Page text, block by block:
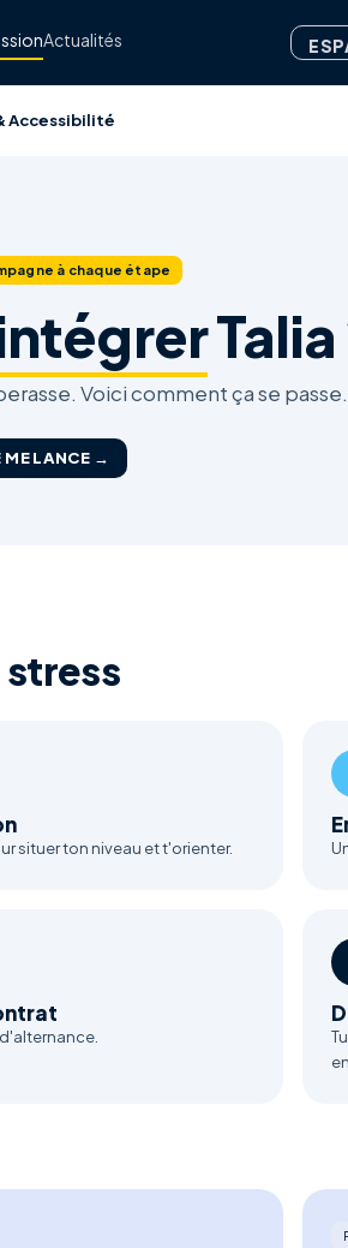
Actualités
Accessibilité
à chaque étape
Talia
Voici comment ça se passe.
ME LANCE →
situer ton niveau et t'orienter.